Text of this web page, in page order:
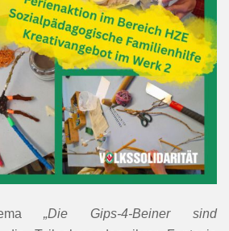
„Die Gips-4-Beiner sind